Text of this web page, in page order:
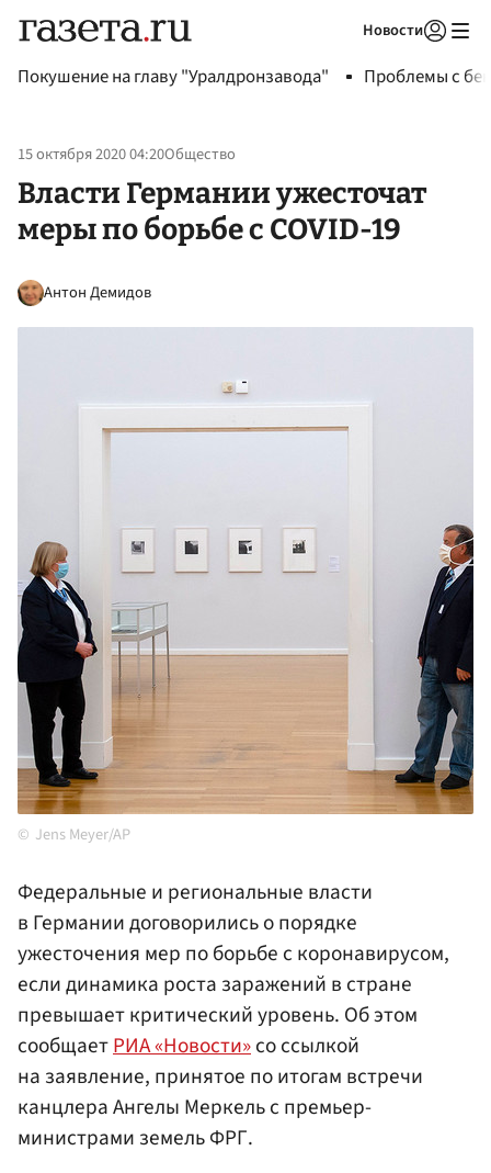
Новости
Покушение на главу "Уралдронзавода" Проблемы с
15 октября 2020 04:20Общество
Власти Германии ужесточат
меры по борьбе с COVID-19
Антон Демидов
Jens Meyer/AP
Федеральные и региональные власти
в Германии договорились о порядке
ужесточения мер по борьбе с коронавирусом,
если динамика роста заражений в стране
превышает критический уровень. Об этом
сообщаетРИА «Новости»со ссылкой
на заявление, принятое по итогам встречи
канцлера Ангелы Меркель с премьер-
министрами земель ФРГ.